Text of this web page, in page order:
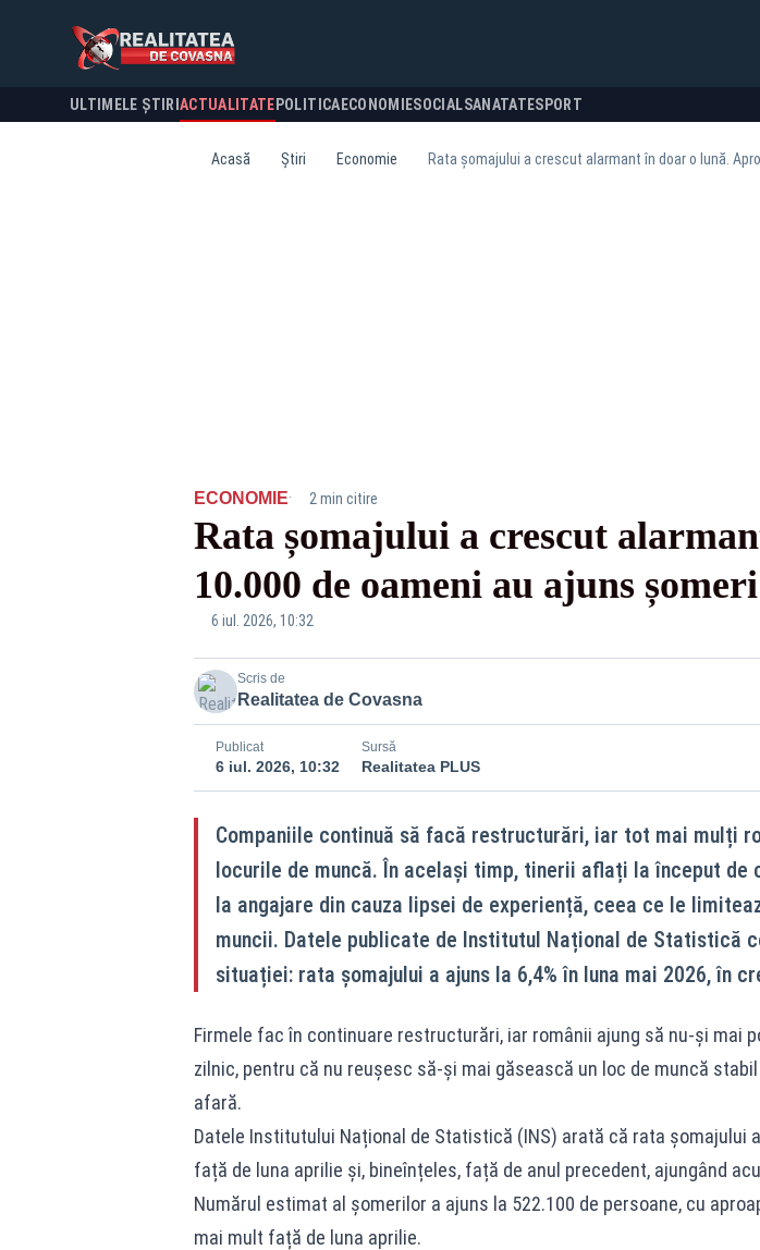
ULTIMELE ȘTIRI ACTUALITATE POLITICA ECONOMIESOCIALSANATATESPORT
Acasă Știri Economie Rata șomajului a crescut alarmant în doar o lună.
ECONOMIE· 2 min citire
Rata șomajului a crescut
10.000 de oameni au ajuns
6 iul. 2026, 10:32
Scris de
Realitatea de Covasna
Publicat
6 iul. 2026, 10:32
Sursă
Realitatea PLUS
Companiile continuă să facă restructurări, iar tot mai mulți
locurile de muncă. În același timp, tinerii aflați la început de
la angajare din cauza lipsei de experiență, ceea ce le
muncii. Datele publicate de Institutul Național de Statistică
situației: rata șomajului a ajuns la 6,4% în luna mai 2026, în
Firmele fac în continuare restructurări, iar românii ajung să nu-și mai
zilnic, pentru că nu reușesc să-și mai găsească un loc de muncă
afară.
Datele Institutului Național de Statistică (INS) arată că rata șomajului
față de luna aprilie și, bineînțeles, față de anul precedent, ajungând
Numărul estimat al șomerilor a ajuns la 522.100 de persoane, cu
mai mult față de luna aprilie.